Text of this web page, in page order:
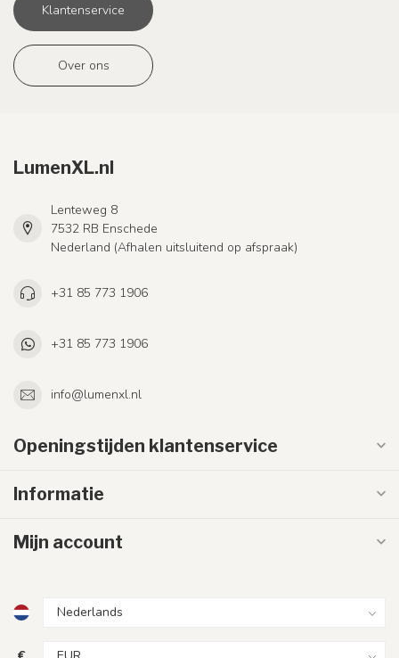
Klantenservice
Over ons
LumenXL.nl
Lenteweg 8
7532 RB Enschede
Nederland (Afhalen uitsluitend op afspraak)
+31 85 773 1906
+31 85 773 1906
info@lumenxl.nl
Openingstijden klantenservice
Informatie
Mijn account